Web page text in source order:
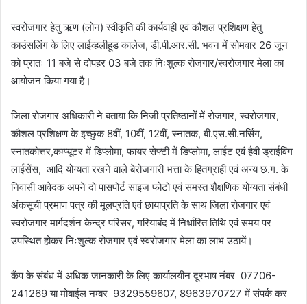
स्वरोजगार हेतु ऋण (लोन) स्वीकृति की कार्यवाही एवं कौशल प्रशिक्षण हेतु
काउंसलिंग के लिए लाईव्हलीहूड कालेज, डी.पी.आर.सी. भवन में सोमवार 26 जून
को प्रातः 11 बजे से दोपहर 03 बजे तक निःशुल्क रोजगार/स्वरोजगार मेला का
आयोजन किया गया है।
जिला रोजगार अधिकारी ने बताया कि निजी प्रतिष्ठानों में रोजगार, स्वरोजगार,
कौशल प्रशिक्षण के इच्छुक 8वीं, 10वीं, 12वीं, स्नातक, बी.एस.सी.नर्सिंग,
स्नातकोत्तर,कम्प्यूटर में डिप्लोमा, फायर सेफ्टी में डिप्लोमा, लाईट एवं हैवी ड्राईविंग
लाईसेंस, आदि योग्यता रखने वाले बेरोजगारी भत्ता के हितग्राही एवं अन्य छ.ग. के
निवासी आवेदक अपने दो पासपोर्ट साइज फोटो एवं समस्त शैक्षणिक योग्यता संबंधी
अंकसूची प्रमाण पत्र की मूलप्रति एवं छायाप्रति के साथ जिला रोजगार एवं
स्वरोजगार मार्गदर्शन केन्द्र परिसर, गरियाबंद में निर्धारित तिथि एवं समय पर
उपस्थित होकर निःशुल्क रोजगार एवं स्वरोजगार मेला का लाभ उठायें।
कैंप के संबंध में अधिक जानकारी के लिए कार्यालयीन दूरभाष नंबर 07706-
241269 या मोबाईल नम्बर 9329559607, 8963970727 में संपर्क कर